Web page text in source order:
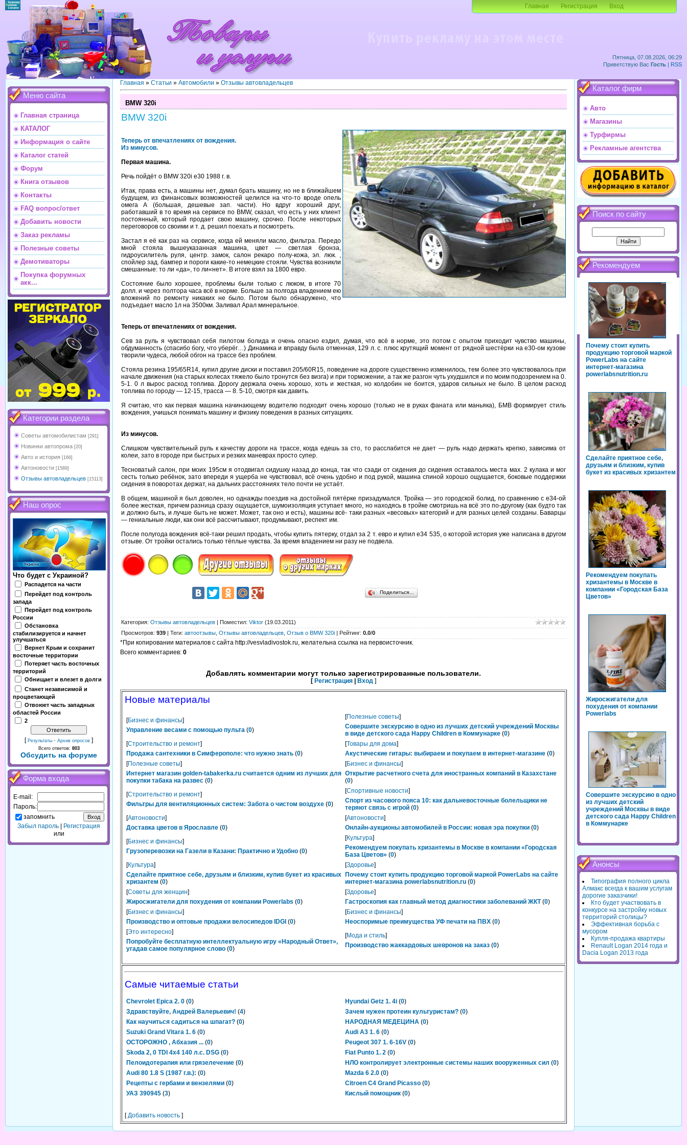
Пятница, 07.08.2026, 06:29
Приветствую Вас Гость | RSS
Главная Регистрация Вход
Меню сайта
Главная страница
КАТАЛОГ
Информация о сайте
Каталог статей
Форум
Книга отзывов
Контакты
FAQ вопрос/ответ
Добавить новости
Заказ рекламы
Полезные советы
Демотиваторы
Покупка форумных
акк...
Категории раздела
Советы автомобилистам [291]
Новинки автопрома [20]
Авто и история [166]
Автоновости [1589]
Отзывы автовладельцев [15113]
Наш опрос
Что будет с Украиной?
Распадется на части
Перейдет под контроль
запада
Перейдет под контроль
России
Обстановка
стабилизируется и начнет
улучшаться
Вернет Крым и сохранит
восточные территории
Потеряет часть восточных
территорий
Обнищает и влезет в долги
Станет независимой и
процветающей
Отвоюет часть западных
областей России
2
[ Результаты · Архив опросов ]
Всего ответов: 803
Обсудить на форуме
Форма входа
E-mail:
Пароль:
запомнить
Забыл пароль
Регистрация
или
Главная » Статьи » Автомобили » Отзывы автовладельцев
BMW 320i
BMW 320i
Теперь от впечатлениях от вождения.
Из минусов.
Первая машина.
Речь пойдёт о BMW 320i e30 1988 г. в.
Итак, права есть, а машины нет, думал брать машину, но не в ближайшем
будущем, из финансовых возможностей целился на что-то вроде опель
омега А (большая, дешевые зап. части). Но вдруг хороший друг,
работавший в то время на сервисе по BMW, сказал, что есть у них клиент
постоянный, который продает свою машину, срочно. После некоторых
переговоров со своими и т. д. решил поехать и посмотреть.
Застал я её как раз на сервисе, когда ей меняли масло, фильтра. Передо
мной стояла вышеуказанная машина, цвет — светлая бронза,
гидроусилитель руля, центр. замок, салон рекаро полу-кожа, эл. люк. ,
спойлер зад. бампер и пороги какие-то немецкие стояли. Чувства возникли
смешанные: то ли «да», то ли«нет». В итоге взял за 1800 евро.
Состояние было хорошее, проблемы были только с люком, в итоге 70
долл. и через полтора часа всё в норме. Больше за полгода владением ею
вложений по ремонту никаких не было. Потом было обнаружено, что
подъедает масло 1л на 3500км. Заливал Арал минеральное.
Теперь от впечатлениях от вождения.
Сев за руль я чувствовал себя пилотом болида и очень опасно ездил, думая, что всё в норме, это потом с опытом приходит чувство машины,
обдуманность (спасибо богу, что уберёг…) Динамика и вправду была отменная, 129 л. с. плюс крутящий момент от рядной шестёрки на е30-ом кузове
творили чудеса, любой обгон на трассе без проблем.
Стояла резина 195/65R14, купил другие диски и поставил 205/60R15, поведение на дороге существенно изменилось, тем более это чувствовалось при
начале движения (на старых колесах тяжело было тронутся без визга) и при торможении, а так же разгон чуть ухудшился и по моим подозрением на 0.
5-1. 0 л вырос расход топлива. Дорогу держала очень хорошо, хоть и жесткая, но колдобин не боится, ударов сильных не было. В целом расход
топлива по городу — 12-15, трасса — 8. 5-10, смотря как давить.
Я считаю, что как первая машина начинающему водителю подходит очень хорошо (только не в руках фаната или маньяка), БМВ формирует стиль
вождения, учишься понимать машину и физику поведения в разных ситуациях.
Из минусов.
Слишком чувствительный руль к качеству дороги на трассе, когда едешь за сто, то расслабится не дает — руль надо держать крепко, зависима от
колеи, зато в городе при быстрых и резких маневрах просто супер.
Тесноватый салон, при моих 195см я отодвигал сидушку назад до конца, так что сзади от сидения до сидения оставалось места мах. 2 кулака и мог
сесть только ребёнок, зато впереди я ущерба не чувствовал, всё очень удобно и под рукой, машина спиной хорошо ощущается, боковые поддержки
сидения в поворотах держат, на дальних расстояниях тело почти не устаёт.
В общем, машиной я был доволен, но однажды поездив на достойной пятёрке призадумался. Тройка — это городской болид, по сравнению с е34-ой
более жесткая, причем разница сразу ощущается, шумоизоляция уступает много, но находясь в тройке смотришь на всё это по-другому (как будто так
и должно быть, и лучше быть не может. Может, так оно и есть), машины всё- таки разных «весовых» категорий и для разных целей созданы. Баварцы
— гениальные люди, как они всё рассчитывают, продумывают, респект им.
После полугода вождения всё-таки решил продать, чтобы купить пятерку, отдал за 2 т. евро и купил е34 535, о которой история уже написана в другом
отзыве. От тройки остались только тёплые чувства. За время владением ни разу не подвела.
Поделиться…
Категория: Отзывы автовладельцев | Поместил: Viktor (19.03.2011)
Просмотров: 939 | Теги: автоотзывы Отзывы автовладельцев Отзыв о BMW 320i | Рейтинг: 0.0/0
*При копировании материалов с сайта http://vesvladivostok.ru, желательна ссылка на первоисточник.
Всего комментариев: 0
Добавлять комментарии могут только зарегистрированные пользователи.
[ Регистрация Вход ]
Новые материалы
[Бизнес и финансы]
Управление весами с помощью пульта (0)
[Полезные советы]
Совершите экскурсию в одно из лучших детский учреждений Москвы
в виде детского сада Happy Children в Коммунарке (0)
[Строительство и ремонт]
Продажа сантехники в Симферополе: что нужно знать (0)
[Товары для дома]
Акустические гитары: выбираем и покупаем в интернет-магазине (0)
[Полезные советы]
Интернет магазин golden-tabakerka.ru считается одним из лучших для
покупки табака на развес (0)
[Бизнес и финансы]
Открытие расчетного счета для иностранных компаний в Казахстане
(0)
[Строительство и ремонт]
Фильтры для вентиляционных систем: Забота о чистом воздухе (0)
[Спортивные новости]
Спорт из часового пояса 10: как дальневосточные болельщики не
теряют связь с игрой (0)
[Автоновости]
Доставка цветов в Ярославле (0)
[Автоновости]
Онлайн-аукционы автомобилей в России: новая эра покупки (0)
[Бизнес и финансы]
Грузоперевозки на Газели в Казани: Практично и Удобно (0)
[Культура]
Рекомендуем покупать хризантемы в Москве в компании «Городская
База Цветов» (0)
[Культура]
Сделайте приятное себе, друзьям и близким, купив букет из красивых
хризантем (0)
[Здоровье]
Почему стоит купить продукцию торговой маркой PowerLabs на сайте
интернет-магазина powerlabsnutrition.ru (0)
[Советы для женщин]
Жиросжигатели для похудения от компании Powerlabs (0)
[Здоровье]
Гастроскопия как главный метод диагностики заболеваний ЖКТ (0)
[Бизнес и финансы]
Производство и оптовые продажи велосипедов IDGI (0)
[Бизнес и финансы]
Неоспоримые преимущества УФ печати на ПВХ (0)
[Это интересно]
Попробуйте бесплатную интеллектуальную игру «Народный Ответ»,
угадав самое популярное слово (0)
[Мода и стиль]
Производство жаккардовых шевронов на заказ (0)
Самые читаемые статьи
Chevrolet Epica 2. 0 (0) Hyundai Getz 1. 4i (0)
Здравствуйте, Андрей Валерьевич! (4) Зачем нужен протеин культуристам? (0)
Как научиться садиться на шпагат? (0) НАРОДНАЯ МЕДЕЦИНА (0)
Suzuki Grand Vitara 1. 6 (0) Audi A3 1. 6 (0)
ОСТОРОЖНО , Абхазия ... (0) Peugeot 307 1. 6-16V (0)
Skoda 2, 0 TDI 4x4 140 л.с. DSG (0) Fiat Punto 1. 2 (0)
Пелоидотерапия или грязелечение (0) НЛО контролирует электронные системы наших вооруженных сил (0)
Audi 80 1.8 S (1987 г.в.): (0) Mazda 6 2.0 (0)
Рецепты с гербами и вензелями (0) Citroen C4 Grand Picasso (0)
УАЗ 390945 (3) Кислый помощник (0)
[Добавить новость ]
Каталог фирм
Авто
Магазины
Турфирмы
Рекламные агентства
Поиск по сайту
Рекомендуем
Почему стоит купить
продукцию торговой маркой
PowerLabs на сайте
интернет-магазина
powerlabsnutrition.ru
Сделайте приятное себе,
друзьям и близким, купив
букет из красивых хризантем
Рекомендуем покупать
хризантемы в Москве в
компании «Городская База
Цветов»
Жиросжигатели для
похудения от компании
Powerlabs
Совершите экскурсию в одно
из лучших детский
учреждений Москвы в виде
детского сада Happy Children
в Коммунарке
Анонсы
Типография полного цикла
Алмакс всегда к вашим услугам
дорогие заказчики!
Кто будет участвовать в
конкурсе на застройку новых
территорий столицы?
Эффективная борьба с
мусором
Купля-продажа квартиры
Renault Logan 2014 года и
Dacia Logan 2013 года